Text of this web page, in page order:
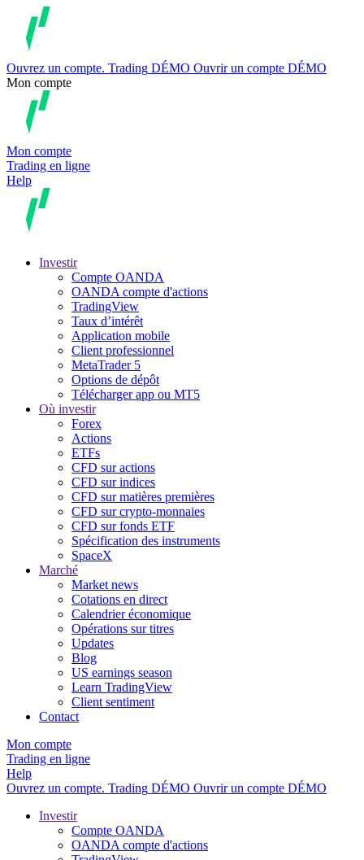
Ouvrez un compte. Trading DÉMO Ouvrir un compte DÉMO
Mon compte
Mon compte
Trading en ligne
Help
Investir
Compte OANDA
OANDA compte d'actions
TradingView
Taux d’intérêt
Application mobile
Client professionnel
MetaTrader 5
Options de dépôt
Télécharger app ou MT5
Où investir
Forex
Actions
ETFs
CFD sur actions
CFD sur indices
CFD sur matières premières
CFD sur crypto-monnaies
CFD sur fonds ETF
Spécification des instruments
SpaceX
Marché
Market news
Cotations en direct
Calendrier économique
Opérations sur titres
Updates
Blog
US earnings season
Learn TradingView
Client sentiment
Contact
Mon compte
Trading en ligne
Help
Ouvrez un compte. Trading DÉMO Ouvrir un compte DÉMO
Investir
Compte OANDA
OANDA compte d'actions